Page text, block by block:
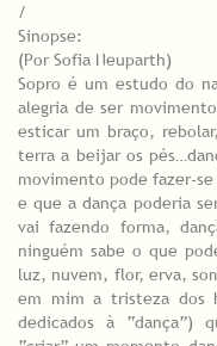
/
Sinopse:
(Por Sofia Neuparth)
Sopro é um estudo do
alegria de ser
esticar um braço,
terra a beijar os
movimento pode fazer-se
e que a dança poderia
vai fazendo forma,
ninguém sabe o que
luz, nuvem, flor, erva,
em mim a tristeza dos
dedicados à “dança”)